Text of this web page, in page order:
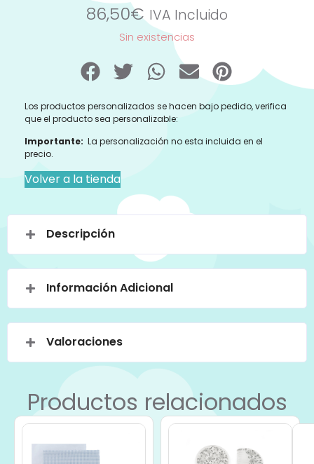
86,50€ IVA Incluido
Sin existencias
Los productos personalizados se hacen bajo pedido, verifica
que el producto sea personalizable:
Importante: La personalización no esta incluida en el
precio.
Volver a la tienda
Descripción
Información Adicional
Valoraciones
Productos relacionados